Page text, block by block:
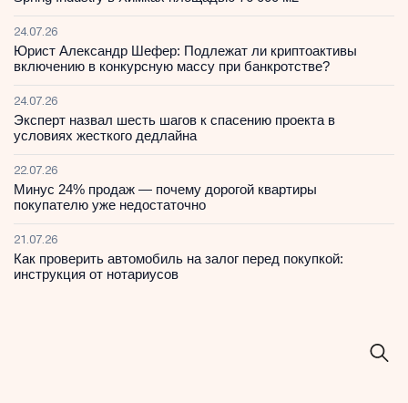
24.07.26
Юрист Александр Шефер: Подлежат ли криптоактивы
включению в конкурсную массу при банкротстве?
24.07.26
Эксперт назвал шесть шагов к спасению проекта в
условиях жесткого дедлайна
22.07.26
Минус 24% продаж — почему дорогой квартиры
покупателю уже недостаточно
21.07.26
Как проверить автомобиль на залог перед покупкой:
инструкция от нотариусов